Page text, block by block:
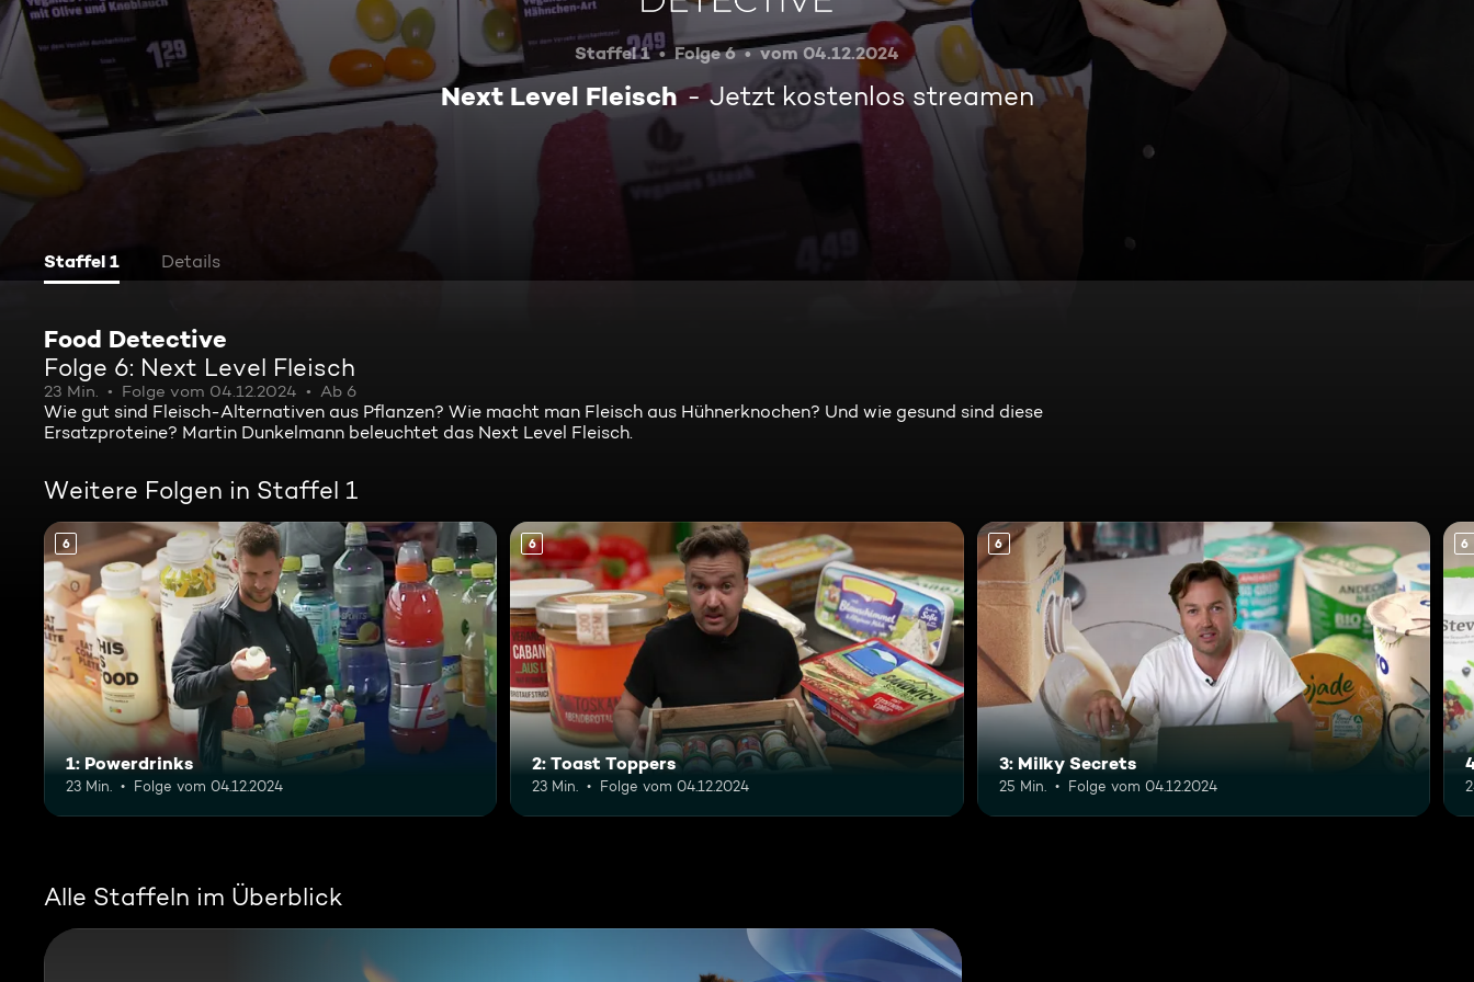
Staffel 1 Folge 6 vom 04.12.2024
Next Level Fleisch Jetzt kostenlos streamen
Staffel 1 Details
Food Detective
Folge 6: Next Level Fleisch
23 Min. Folge vom 04.12.2024 Ab 6
Wie gut sind Fleisch-Alternativen aus Pflanzen? Wie macht man Fleisch aus Hühnerknochen? Und wie gesund sind diese
Ersatzproteine? Martin Dunkelmann beleuchtet das Next Level Fleisch.
Weitere Folgen in Staffel 1
6
1: Powerdrinks
23 Min. Folge vom 04.12.2024
6
2: Toast Toppers
23 Min. Folge vom 04.12.2024
6
3: Milky Secrets
25 Min. Folge vom 04.12.2024
6
Alle Staffeln im Überblick